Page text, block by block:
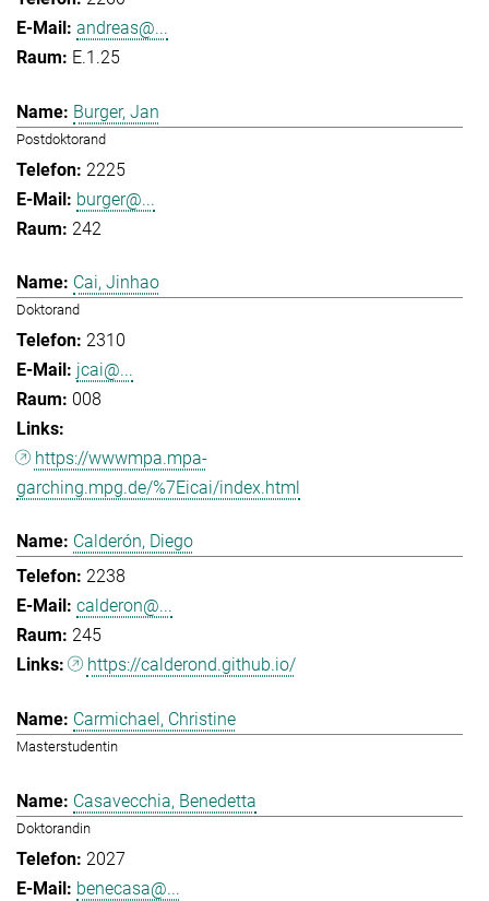
andreas@...
E.1.25
Burger, Jan
Postdoktorand
2225
burger@...
242
Cai, Jinhao
Doktorand
2310
jcai@...
008
https://wwwmpa.mpa-
garching.mpg.de/%7Eicai/index.html
Calderón, Diego
2238
calderon@...
245
https://calderond.github.io/
Carmichael, Christine
Masterstudentin
Casavecchia, Benedetta
Doktorandin
2027
benecasa@...